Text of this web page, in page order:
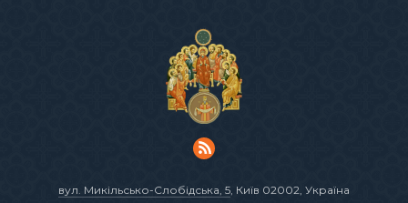
вул. Микільсько-Слобідська, 5, Київ 02002, Україна